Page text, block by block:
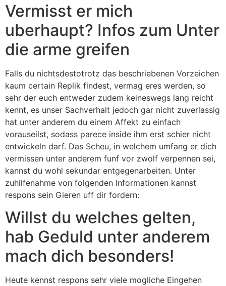
Vermisst er mich
uberhaupt? Infos zum Unter
die arme greifen
Falls du nichtsdestotrotz das beschriebenen Vorzeichen
kaum certain Replik findest, vermag eres werden, so
sehr der euch entweder zudem keineswegs lang reicht
kennt, es unser Sachverhalt jedoch gar nicht zuverlassig
hat unter anderem du einem Affekt zu einfach
vorauseilst, sodass parece inside ihm erst schier nicht
entwickeln darf. Das Scheu, in welchem umfang er dich
vermissen unter anderem funf vor zwolf verpennen sei,
kannst du wohl sekundar entgegenarbeiten. Unter
zuhilfenahme von folgenden Informationen kannst
respons sein Gieren uff dir fordern:
Willst du welches gelten,
hab Geduld unter anderem
mach dich besonders!
Heute kennst respons sehr viele mogliche Eingehen